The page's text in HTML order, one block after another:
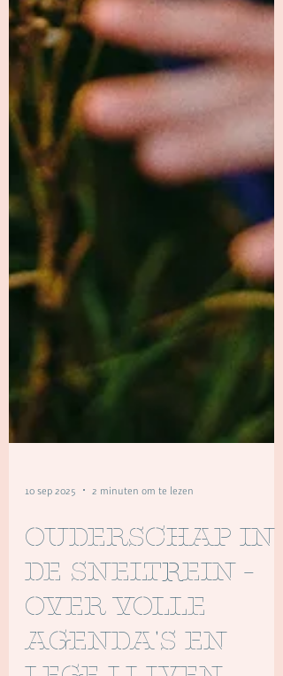
10 sep 2025 2 minuten om te lezen
Ouderschap in
de sneltrein -
over volle